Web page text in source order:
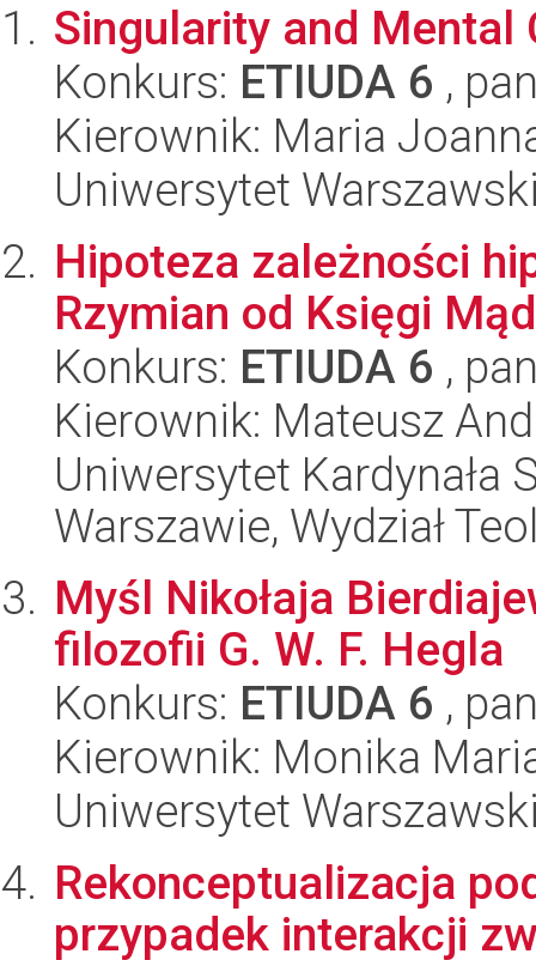
Singularity and Mental
Konkurs: ETIUDA 6 ,
Kierownik: Maria
Uniwersytet
Hipoteza zależności
Rzymian od Księgi
Konkurs: ETIUDA 6 ,
Kierownik: Mateusz
Uniwersytet Kardynała
Warszawie, Wydział
Myśl Nikołaja
filozofii G. W. F. Hegla
Konkurs: ETIUDA 6 ,
Kierownik: Monika
Uniwersytet
Rekonceptualizacja
przypadek interakcji